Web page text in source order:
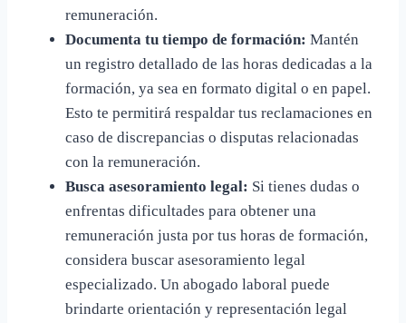
remuneración.
Documenta tu tiempo de formación: Mantén
un registro detallado de las horas dedicadas a la
formación, ya sea en formato digital o en papel.
Esto te permitirá respaldar tus reclamaciones en
caso de discrepancias o disputas relacionadas
con la remuneración.
Busca asesoramiento legal: Si tienes dudas o
enfrentas dificultades para obtener una
remuneración justa por tus horas de formación,
considera buscar asesoramiento legal
especializado. Un abogado laboral puede
brindarte orientación y representación legal